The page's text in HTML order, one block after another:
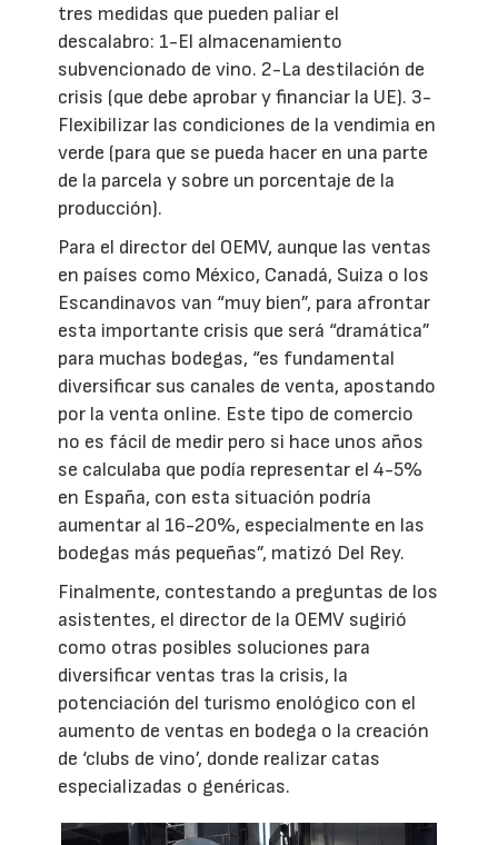
tres medidas que pueden paliar el
descalabro: 1-El almacenamiento
subvencionado de vino. 2-La destilación de
crisis (que debe aprobar y financiar la UE). 3-
Flexibilizar las condiciones de la vendimia en
verde (para que se pueda hacer en una parte
de la parcela y sobre un porcentaje de la
producción).
Para el director del OEMV, aunque las ventas
en países como México, Canadá, Suiza o los
Escandinavos van “muy bien”, para afrontar
esta importante crisis que será “dramática”
para muchas bodegas, “es fundamental
diversificar sus canales de venta, apostando
por la venta online. Este tipo de comercio
no es fácil de medir pero si hace unos años
se calculaba que podía representar el 4-5%
en España, con esta situación podría
aumentar al 16-20%, especialmente en las
bodegas más pequeñas”, matizó Del Rey.
Finalmente, contestando a preguntas de los
asistentes, el director de la OEMV sugirió
como otras posibles soluciones para
diversificar ventas tras la crisis, la
potenciación del turismo enológico con el
aumento de ventas en bodega o la creación
de ‘clubs de vino’, donde realizar catas
especializadas o genéricas.